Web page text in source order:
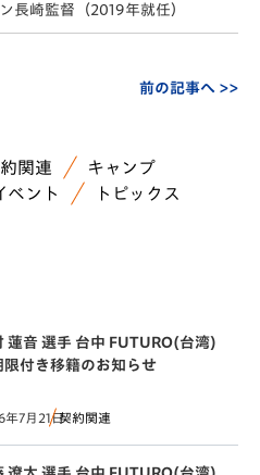
長崎監督（2019年就任）
前の記事へ >>
関連
キャンプ
ベント トピックス
蓮音 選手 台中 FUTURO(台湾)
限付き移籍のお知らせ
年7月21日契約関連